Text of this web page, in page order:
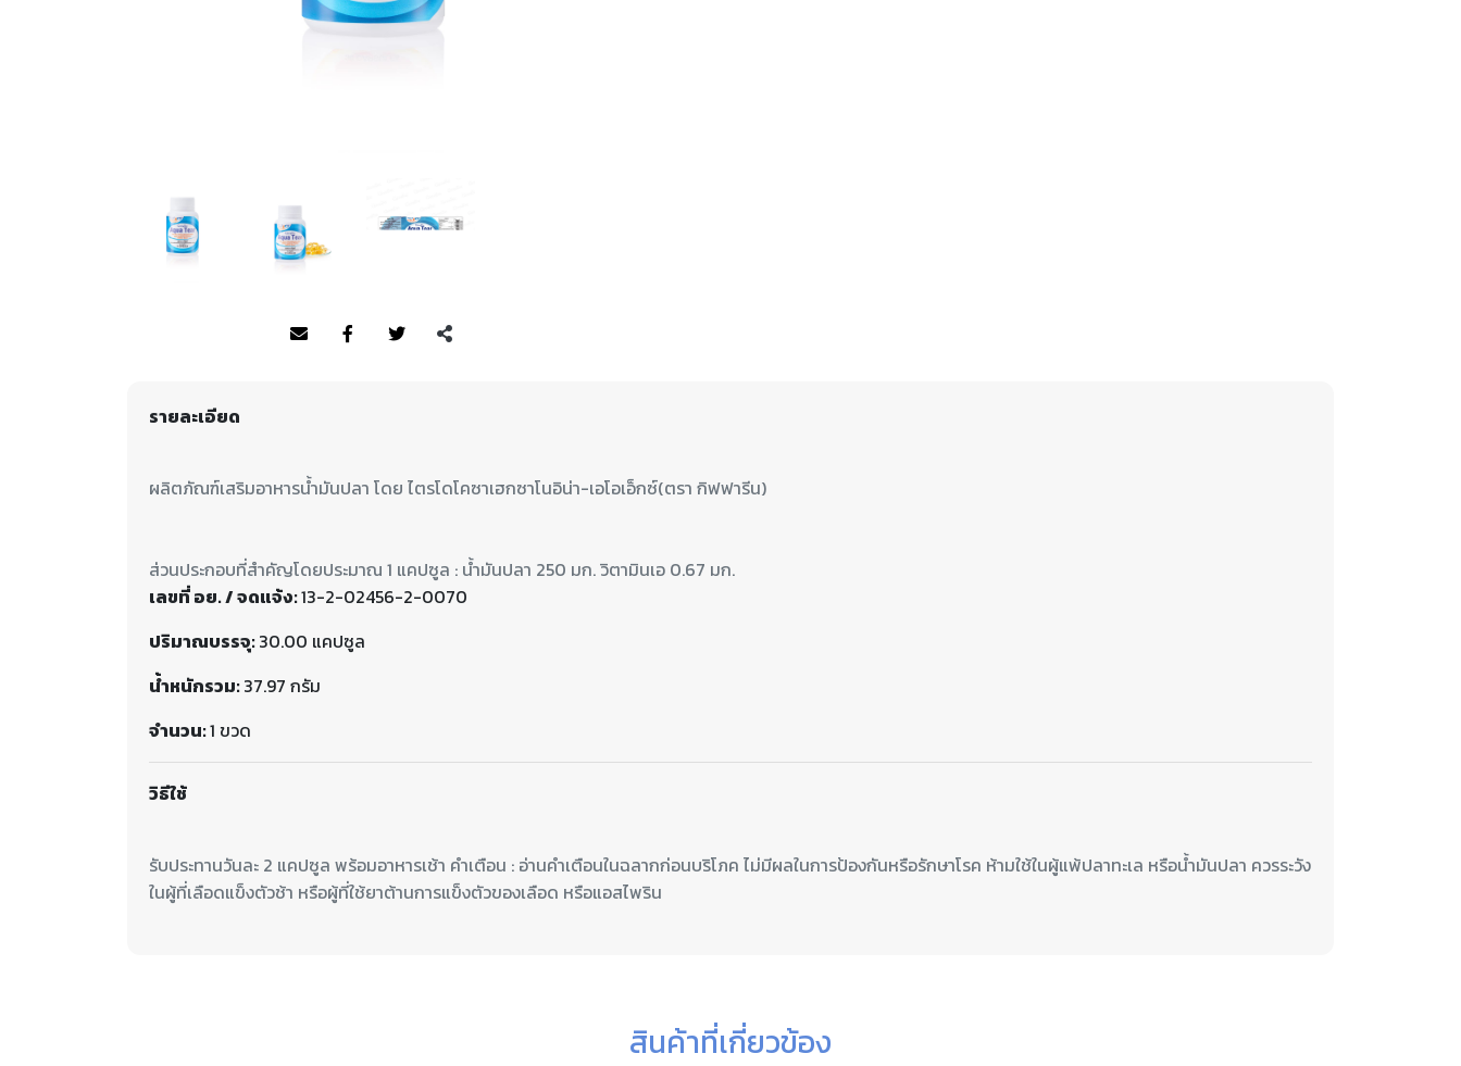
รายละเอียด
เลขที่ อย. / จดแจ้ง:13-2-02456-2-0070
ปริมาณบรรจุ:30.00 แคปซูล
น้ำหนักรวม:37.97 กรัม
จำนวน:1 ขวด
วิธีใช้
รับประทานวันละ 2 แคปซูล พร้อมอาหารเช้า คำเตือน : อ่านคำเตือนในฉลากก่อนบริโภค ไม่มีผลในการป้องกันหรือรักษาโรค ห้ามใช้ในผู้แพ้ปลาทะเล หรือน้ำมันปลา ควรระวัง
ในผู้ที่เลือดแข็งตัวช้า หรือผู้ที่ใช้ยาต้านการแข็งตัวของเลือด หรือแอสไพริน
สินค้าที่เกี่ยวข้อง